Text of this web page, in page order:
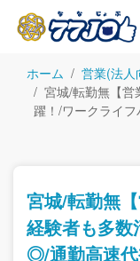
ホーム 営業(法人
宮城/転勤無【営
躍！/ワークライ
宮城/転勤無
経験者も多数
◎/通勤高速代